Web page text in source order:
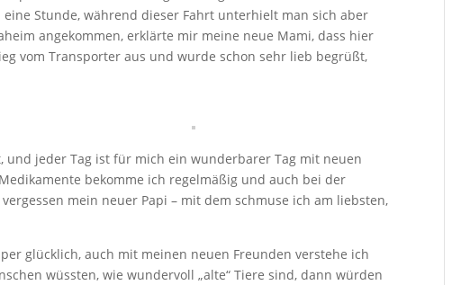
Stunde, während dieser Fahrt unterhielt man sich aber
angekommen, erklärte mir meine neue Mami, dass hier
vom Transporter aus und wurde schon sehr lieb begrüßt,
jeder Tag ist für mich ein wunderbarer Tag mit neuen
bekomme ich regelmäßig und auch bei der
mein neuer Papi – mit dem schmuse ich am liebsten,
glücklich, auch mit meinen neuen Freunden verstehe ich
wüssten, wie wundervoll „alte“ Tiere sind, dann würden